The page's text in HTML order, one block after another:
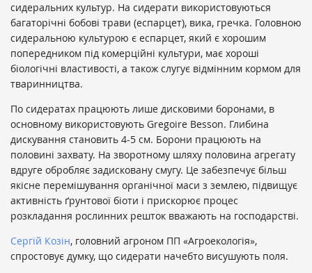
сидеральних культур. На сидерати використовуються
багаторічні бобові трави (еспарцет), вика, гречка. Головною
сидеральною культурою є еспарцет, який є хорошим
попередником під комерційні культури, має хороші
біологічні властивості, а також слугує відмінним кормом для
тваринництва.
По сидератах працюють лише дисковими боронами, в
основному використовують Gregoire Besson. Глибина
дискування становить 4-5 см. Борони працюють на
половині захвату. На зворотному шляху половина агрегату
вдруге обробляє задисковану смугу. Це забезпечує більш
якісне перемішування органічної маси з землею, підвищує
активність ґрунтової біоти і прискорює процес
розкладання рослинних решток вважають на господарстві.
Сергій Козін, головний агроном ПП «Агроекологія»,
спростовує думку, що сидерати начебто висушують поля.